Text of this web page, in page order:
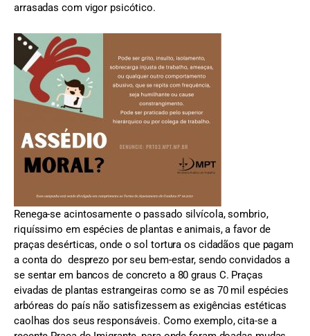
arrasadas com vigor psicótico.
Renega-se acintosamente o passado silvícola, sombrio,
riquíssimo em espécies de plantas e animais, a favor de
praças desérticas, onde o sol tortura os cidadãos que pagam
a conta do desprezo por seu bem-estar, sendo convidados a
se sentar em bancos de concreto a 80 graus C. Praças
eivadas de plantas estrangeiras como se as 70 mil espécies
arbóreas do país não satisfizessem as exigências estéticas
caolhas dos seus responsáveis. Como exemplo, cita-se a